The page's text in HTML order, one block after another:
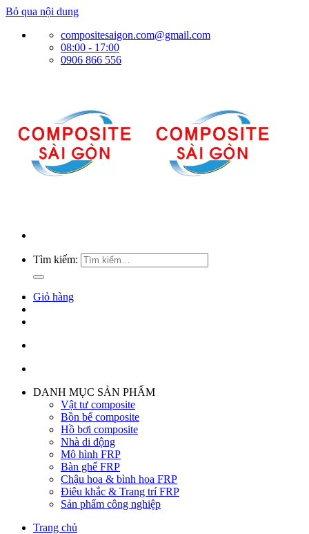
Bỏ qua nội dung
compositesaigon.com@gmail.com
08:00 - 17:00
0906 866 556
Tìm kiếm:
Giỏ hàng
DANH MỤC SẢN PHẨM
Vật tư composite
Bồn bể composite
Hồ bơi composite
Nhà di động
Mô hình FRP
Bàn ghế FRP
Chậu hoa & bình hoa FRP
Điêu khắc & Trang trí FRP
Sản phẩm công nghiệp
Trang chủ